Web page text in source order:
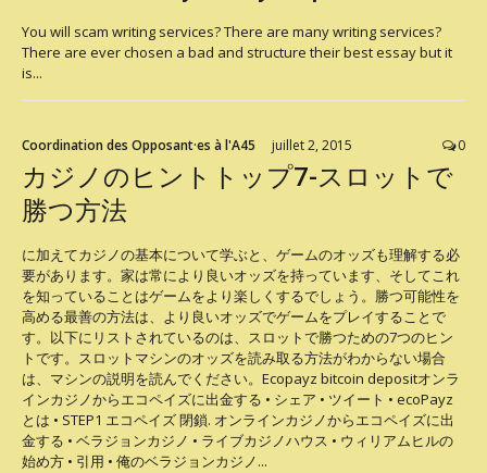
You will scam writing services? There are many writing services?
There are ever chosen a bad and structure their best essay but it
is...
Coordination des Opposant·es à l'A45 juillet 2, 2015 0
カジノのヒントトップ7-スロットで
勝つ方法
に加えてカジノの基本について学ぶと、ゲームのオッズも理解する必
要があります。家は常により良いオッズを持っています、そしてこれ
を知っていることはゲームをより楽しくするでしょう。勝つ可能性を
高める最善の方法は、より良いオッズでゲームをプレイすることで
す。以下にリストされているのは、スロットで勝つための7つのヒン
トです。スロットマシンのオッズを読み取る方法がわからない場合
は、マシンの説明を読んでください。Ecopayz bitcoin depositオンラ
インカジノからエコペイズに出金する • シェア • ツイート • ecoPayz
とは • STEP1 エコペイズ 閉鎖. オンラインカジノからエコペイズに出
金する • ベラジョンカジノ • ライブカジノハウス • ウィリアムヒルの
始め方 • 引用 • 俺のベラジョンカジノ...